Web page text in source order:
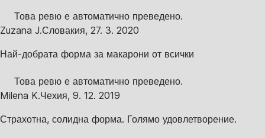
Това ревю е автоматично преведено.
Zuzana J.Словакия, 27. 3. 2020
Най-добрата форма за макарони от всички
Това ревю е автоматично преведено.
Milena K.Чехия, 9. 12. 2019
Страхотна, солидна форма. Голямо удовлетворение.